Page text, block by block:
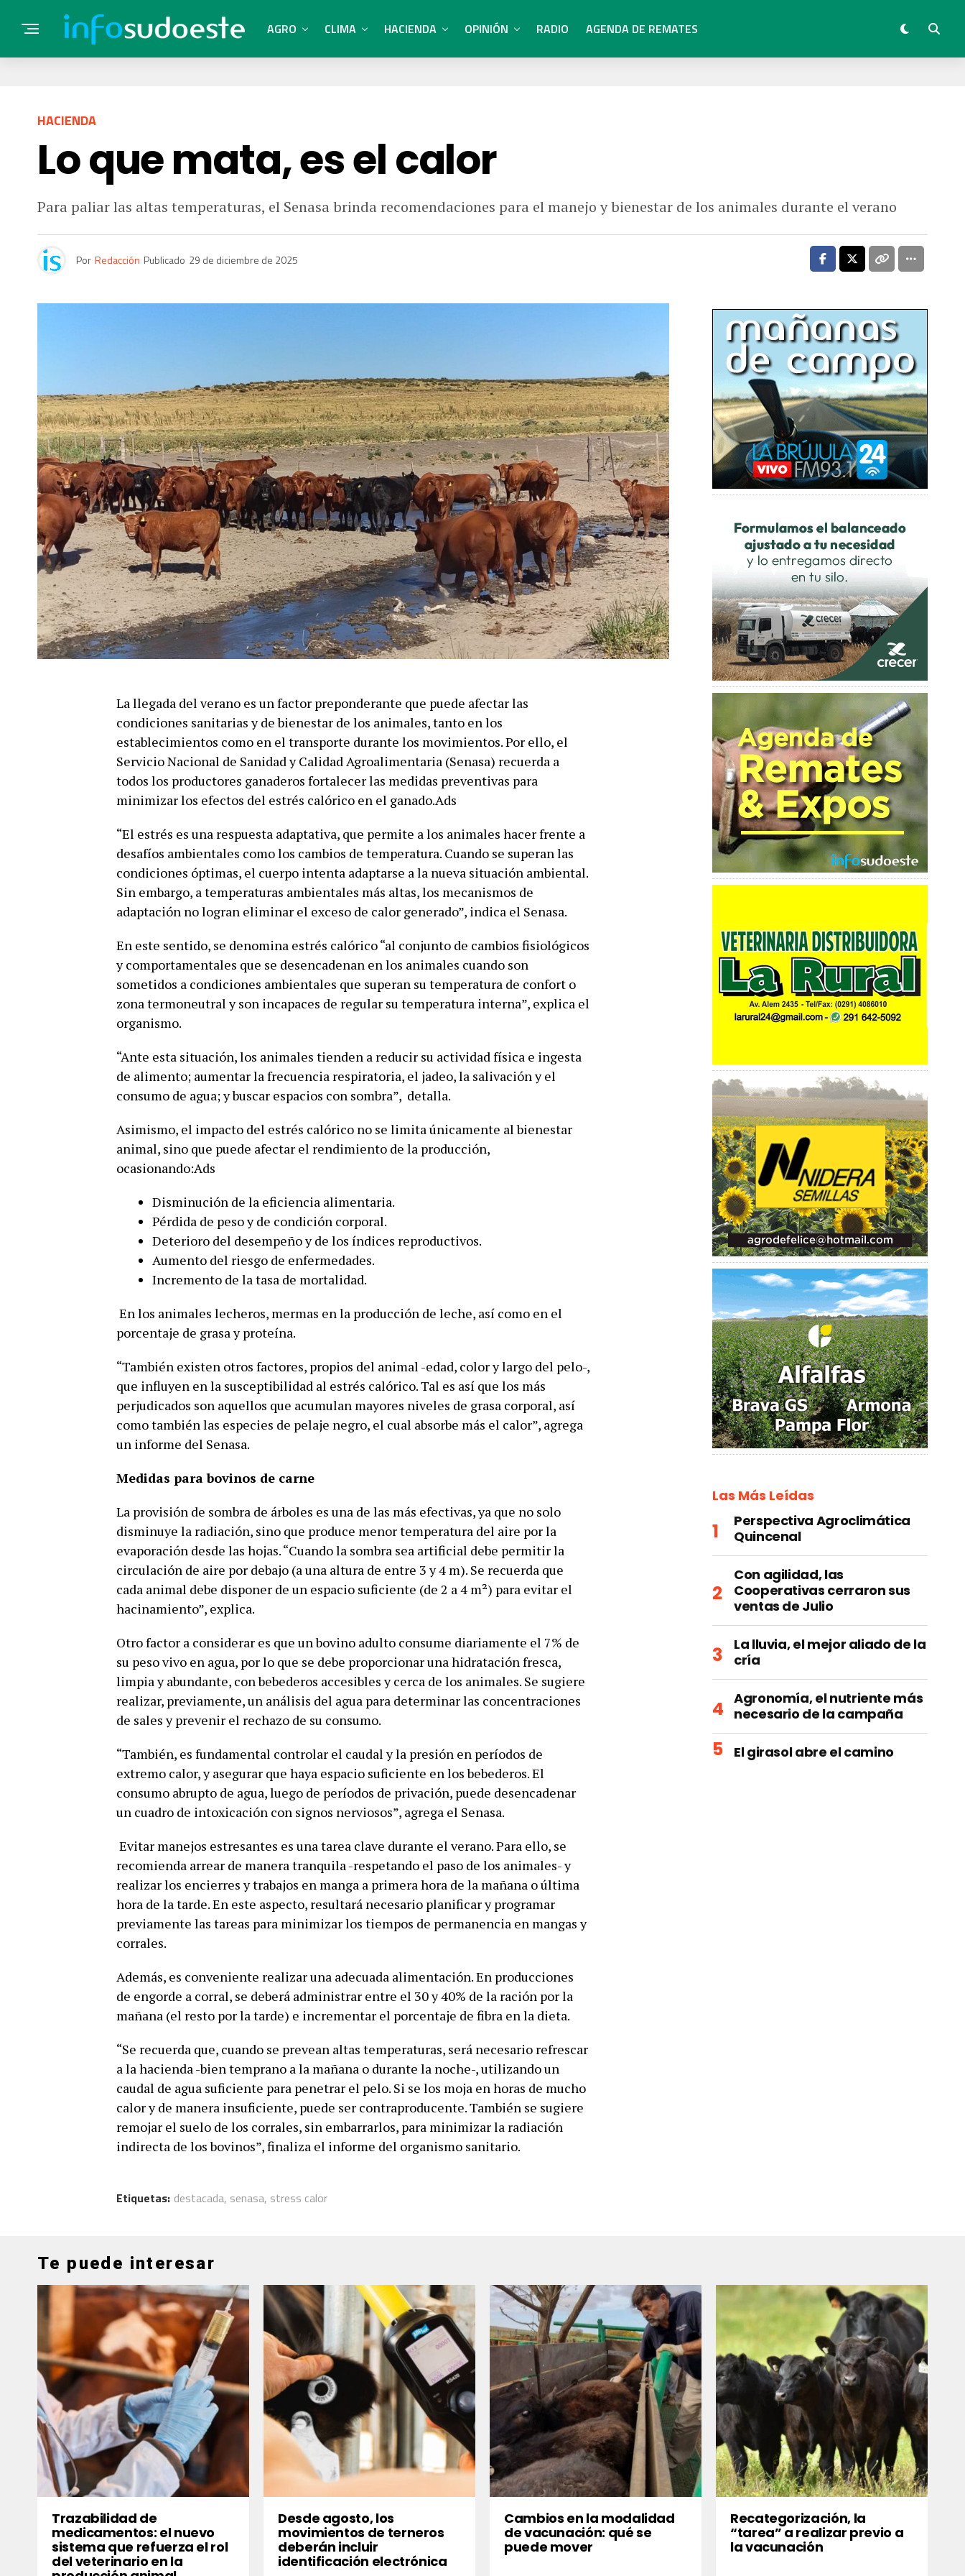
AGRO CLIMA HACIENDA OPINIÓN RADIO AGENDA DE REMATES
HACIENDA
Lo que mata, es el calor
Para paliar las altas temperaturas, el Senasa brinda recomendaciones para el manejo y bienestar de los animales durante el verano
Por Redacción Publicado 29 de diciembre de 2025
La llegada del verano es un factor preponderante que puede afectar las
condiciones sanitarias y de bienestar de los animales, tanto en los
establecimientos como en el transporte durante los movimientos. Por ello, el
Servicio Nacional de Sanidad y Calidad Agroalimentaria (Senasa) recuerda a
todos los productores ganaderos fortalecer las medidas preventivas para
minimizar los efectos del estrés calórico en el ganado.Ads
“El estrés es una respuesta adaptativa, que permite a los animales hacer frente a
desafíos ambientales como los cambios de temperatura. Cuando se superan las
condiciones óptimas, el cuerpo intenta adaptarse a la nueva situación ambiental.
Sin embargo, a temperaturas ambientales más altas, los mecanismos de
adaptación no logran eliminar el exceso de calor generado”, indica el Senasa.
En este sentido, se denomina estrés calórico “al conjunto de cambios fisiológicos
y comportamentales que se desencadenan en los animales cuando son
sometidos a condiciones ambientales que superan su temperatura de confort o
zona termoneutral y son incapaces de regular su temperatura interna”, explica el
organismo.
“Ante esta situación, los animales tienden a reducir su actividad física e ingesta
de alimento; aumentar la frecuencia respiratoria, el jadeo, la salivación y el
consumo de agua; y buscar espacios con sombra”, detalla.
Asimismo, el impacto del estrés calórico no se limita únicamente al bienestar
animal, sino que puede afectar el rendimiento de la producción,
ocasionando:Ads
Disminución de la eficiencia alimentaria.
Pérdida de peso y de condición corporal.
Deterioro del desempeño y de los índices reproductivos.
Aumento del riesgo de enfermedades.
Incremento de la tasa de mortalidad.
En los animales lecheros, mermas en la producción de leche, así como en el
porcentaje de grasa y proteína.
“También existen otros factores, propios del animal -edad, color y largo del pelo-,
que influyen en la susceptibilidad al estrés calórico. Tal es así que los más
perjudicados son aquellos que acumulan mayores niveles de grasa corporal, así
como también las especies de pelaje negro, el cual absorbe más el calor”, agrega
un informe del Senasa.
Medidas para bovinos de carne
La provisión de sombra de árboles es una de las más efectivas, ya que no solo
disminuye la radiación, sino que produce menor temperatura del aire por la
evaporación desde las hojas. “Cuando la sombra sea artificial debe permitir la
circulación de aire por debajo (a una altura de entre 3 y 4 m). Se recuerda que
cada animal debe disponer de un espacio suficiente (de 2 a 4 m²) para evitar el
hacinamiento”, explica.
Otro factor a considerar es que un bovino adulto consume diariamente el 7% de
su peso vivo en agua, por lo que se debe proporcionar una hidratación fresca,
limpia y abundante, con bebederos accesibles y cerca de los animales. Se sugiere
realizar, previamente, un análisis del agua para determinar las concentraciones
de sales y prevenir el rechazo de su consumo.
“También, es fundamental controlar el caudal y la presión en períodos de
extremo calor, y asegurar que haya espacio suficiente en los bebederos. El
consumo abrupto de agua, luego de períodos de privación, puede desencadenar
un cuadro de intoxicación con signos nerviosos”, agrega el Senasa.
Evitar manejos estresantes es una tarea clave durante el verano. Para ello, se
recomienda arrear de manera tranquila -respetando el paso de los animales- y
realizar los encierres y trabajos en manga a primera hora de la mañana o última
hora de la tarde. En este aspecto, resultará necesario planificar y programar
previamente las tareas para minimizar los tiempos de permanencia en mangas y
corrales.
Además, es conveniente realizar una adecuada alimentación. En producciones
de engorde a corral, se deberá administrar entre el 30 y 40% de la ración por la
mañana (el resto por la tarde) e incrementar el porcentaje de fibra en la dieta.
“Se recuerda que, cuando se prevean altas temperaturas, será necesario refrescar
a la hacienda -bien temprano a la mañana o durante la noche-, utilizando un
caudal de agua suficiente para penetrar el pelo. Si se los moja en horas de mucho
calor y de manera insuficiente, puede ser contraproducente. También se sugiere
remojar el suelo de los corrales, sin embarrarlos, para minimizar la radiación
indirecta de los bovinos”, finaliza el informe del organismo sanitario.
Etiquetas: destacada, senasa, stress calor
Las Más Leídas
Perspectiva Agroclimática
Quincenal
Con agilidad, las
Cooperativas cerraron sus
ventas de Julio
La lluvia, el mejor aliado de la
cría
Agronomía, el nutriente más
necesario de la campaña
El girasol abre el camino
Te puede interesar
Trazabilidad de
medicamentos: el nuevo
sistema que refuerza el rol
del veterinario en la
Desde agosto, los
movimientos de terneros
deberán incluir
identificación electrónica
Cambios en la modalidad
de vacunación: qué se
puede mover
Recategorización, la
“tarea” a realizar previo a
la vacunación